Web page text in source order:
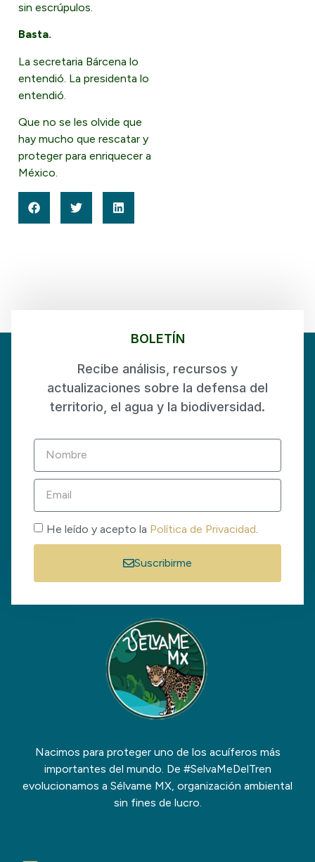
sin escrúpulos.
Basta.
La secretaria Bárcena lo
entendió. La presidenta lo
entendió.
Que no se les olvide que
hay mucho que rescatar y
proteger para enriquecer a
México.
BOLETÍN
Recibe análisis, recursos y
actualizaciones sobre la defensa del
territorio, el agua y la biodiversidad.
He leído y acepto la Política de Privacidad
Suscribirme
Nacimos para proteger uno de los acuíferos más
importantes del mundo. De #SelvaMeDelTren
evolucionamos a Sélvame MX, organización ambiental
sin fines de lucro.